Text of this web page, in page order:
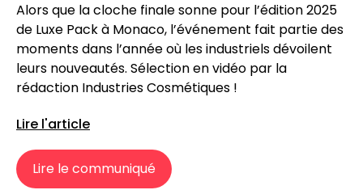
Alors que la cloche finale sonne pour l’édition 2025
de Luxe Pack à Monaco, l’événement fait partie des
moments dans l’année où les industriels dévoilent
leurs nouveautés. Sélection en vidéo par la
rédaction Industries Cosmétiques !
Lire l'article
Lire le communiqué